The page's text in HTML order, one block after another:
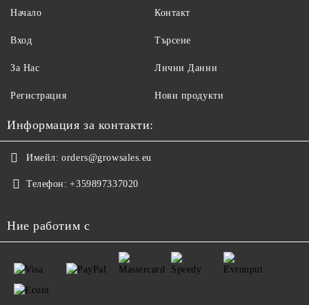
Начало
Вход
За Нас
Регистрация
Контакт
Търсене
Лични Данни
Нови продукти
Информация за контакти:
Имейл: orders@growsales.eu
Телефон: +359897337020
Ние работим с